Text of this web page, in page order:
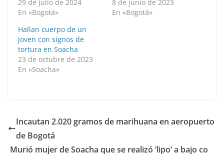
29 de julio de 2024
En «Bogotá»
8 de junio de 2023
En «Bogotá»
Hallan cuerpo de un
joven con signos de
tortura en Soacha
23 de octubre de 2023
En «Soacha»
Incautan 2.020 gramos de marihuana en aeropuerto
de Bogotá
Murió mujer de Soacha que se realizó ‘lipo’ a bajo co